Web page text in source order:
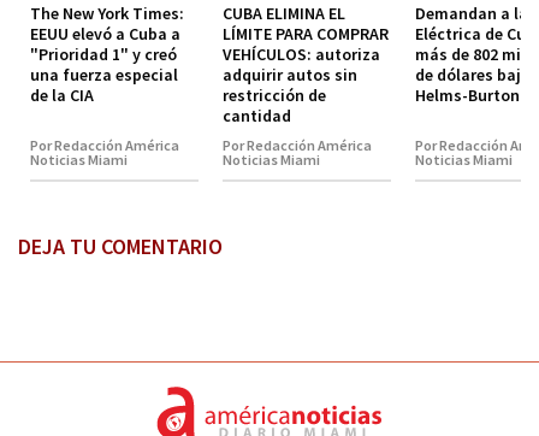
The New York Times:
EEUU elevó a Cuba a
"Prioridad 1" y creó
una fuerza especial
de la CIA
Por Redacción América
Noticias Miami
CUBA ELIMINA EL
LÍMITE PARA COMPRAR
VEHÍCULOS: autoriza
adquirir autos sin
restricción de
cantidad
Por Redacción América
Noticias Miami
Demandan a la
Eléctrica de
más de 802
de dólares bajo
Helms-Burton
Por Redacción
Noticias Miami
DEJA TU COMENTARIO